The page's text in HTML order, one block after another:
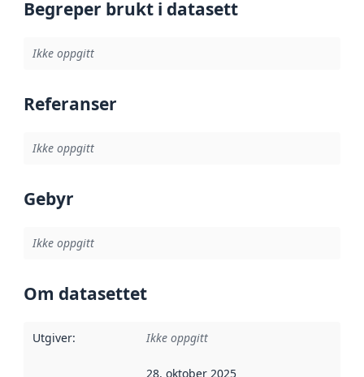
Begreper brukt i datasett
Ikke oppgitt
Referanser
Ikke oppgitt
Gebyr
Ikke oppgitt
Om datasettet
Utgiver: Ikke oppgitt
28. oktober 2025